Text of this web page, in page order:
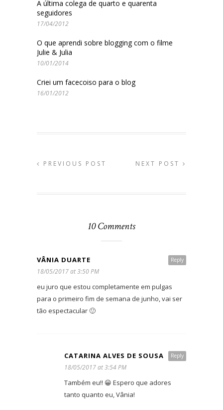
A última colega de quarto e quarenta
seguidores
17/04/2012
O que aprendi sobre blogging com o filme
Julie & Julia
10/01/2014
Criei um facecoiso para o blog
16/01/2012
PREVIOUS POST NEXT POST
10 Comments
Reply
VÂNIA DUARTE
18/05/2017 at 3:50 PM
eu juro que estou completamente em pulgas
para o primeiro fim de semana de junho, vai ser
tão espectacular 🙂
Reply
CATARINA ALVES DE SOUSA
18/05/2017 at 3:54 PM
Também eu!! 😀 Espero que adores
tanto quanto eu, Vânia!